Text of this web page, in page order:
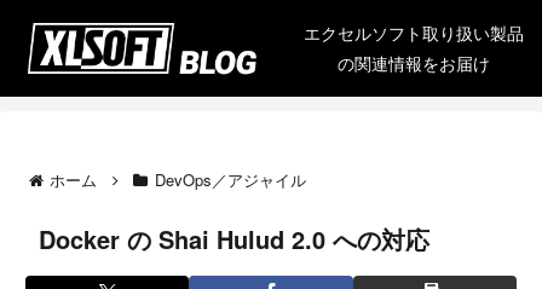
エクセルソフト取り扱い製品
の関連情報をお届け
ホーム DevOps／アジャイル
Docker の Shai Hulud 2.0 への対応